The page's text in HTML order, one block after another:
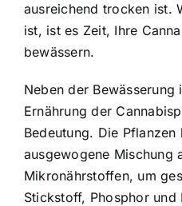
ausreichend trocken ist.
ist, ist es Zeit, Ihre
bewässern.
Neben der
Ernährung der
Bedeutung. Die Pflanzen
ausgewogene Mischung
Mikronährstoffen, um
Stickstoff, Phosphor